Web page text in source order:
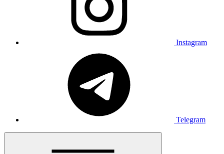
Instagram
Telegram